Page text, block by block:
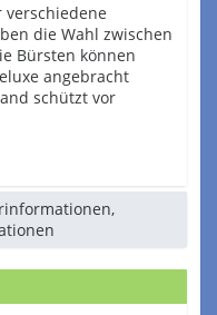
die Wahl zwischen
Bürsten können
angebracht
schützt vor